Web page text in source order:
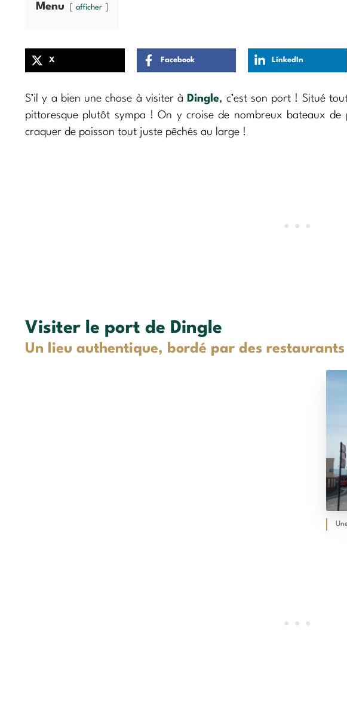
Menu afficher
X Facebook LinkedIn
S’il y a bien une chose à visiter à Dingle, c’est son port ! Situé
pittoresque plutôt sympa ! On y croise de nombreux bateaux
craquer de poisson tout juste pêchés au large !
Visiter le port de Dingle
Un lieu authentique, bordé par des restaurants